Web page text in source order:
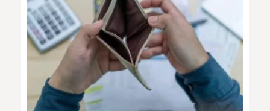
NACIONAL
POLÍTICA